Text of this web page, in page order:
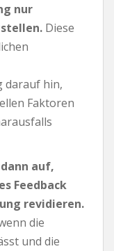
nur
Diese
darauf hin,
Faktoren
auf,
Feedback
revidieren.
die
und die